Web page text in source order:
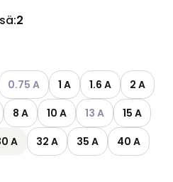
:2
olevat vaihtoehdot
käytettävissä olevat
0.75 A 1 A 1.6 A
2 A
8 A 10 A Katso
13 A
15 A
A 32 A 35 A
40 A